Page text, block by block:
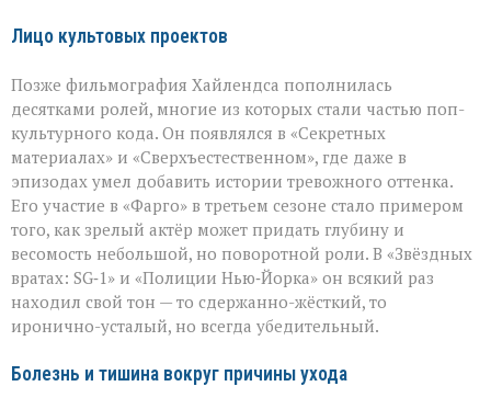
Лицо культовых проектов
Позже фильмография Хайлендса пополнилась
десятками ролей, многие из которых стали частью поп-
культурного кода. Он появлялся в «Секретных
материалах» и «Сверхъестественном», где даже в
эпизодах умел добавить истории тревожного оттенка.
Его участие в «Фарго» в третьем сезоне стало примером
того, как зрелый актёр может придать глубину и
весомость небольшой, но поворотной роли. В «Звёздных
вратах: SG‑1» и «Полиции Нью‑Йорка» он всякий раз
находил свой тон — то сдержанно-жёсткий, то
иронично-усталый, но всегда убедительный.
Болезнь и тишина вокруг причины ухода